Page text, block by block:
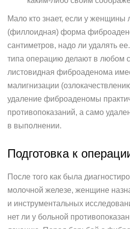
Мало кто знает, если у женщины
(филлоидная) форма
сантиметров, надо ли удалять
типа операцию делают в любом
листовидная фиброаденома
малигнизации
удаление фиброаденомы
противопоказаний, а само
в выполнении.
Подготовка к
После того как была
молочной железе, женщине
и инструментальных
нет ли у больной